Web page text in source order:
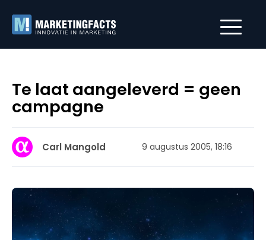
Te laat aangeleverd = geen
campagne
Carl Mangold 9 augustus 2005, 18:16